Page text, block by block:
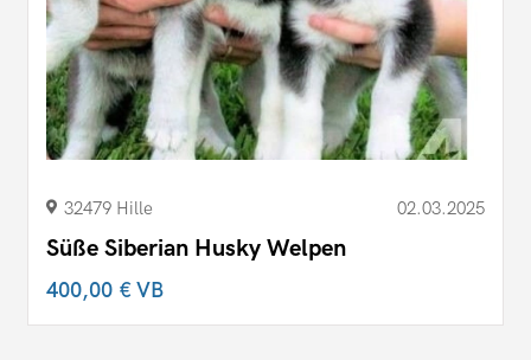
32479 Hille 02.03.2025
Süße Siberian Husky Welpen
400,00 €VB